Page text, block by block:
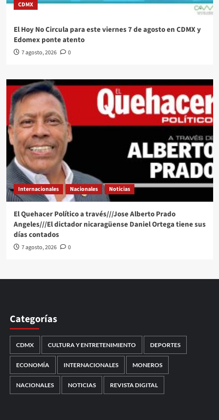
CDMX
El Hoy No Circula para este viernes 7 de agosto en CDMX y
Edomex ponte atento
7 agosto, 2026 0
Internacionales Nacionales Noticias
El Quehacer Político a través///Jose Alberto Prado
Angeles///El dictador nicaragüense Daniel Ortega tiene sus
días contados
7 agosto, 2026 0
Categorías
CDMX CULTURA Y ENTRETENIMIENTO DEPORTES
ECONOMÍA INTERNACIONALES MONEROS
NACIONALES NOTICIAS REVISTA DIGITAL